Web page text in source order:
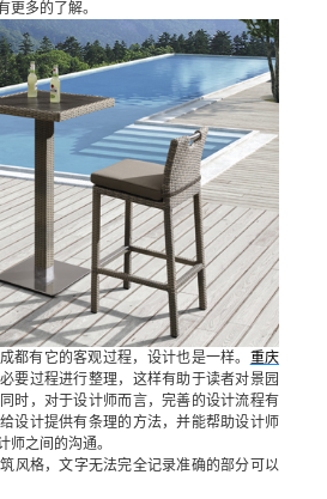
更多的了解。
都有它的客观过程，设计也是一样。 重庆
要过程进行整理，这样有助于读者对景园
时，对于设计师而言，完善的设计流程有
设计提供有条理的方法，并能帮助设计师
师之间的沟通。
风格，文字无法完全记录准确的部分可以